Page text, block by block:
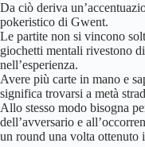
Da ciò deriva
pokeristico di Gwent.
Le partite non si vincono
giochetti mentali rivestono
nell’esperienza.
Avere più carte in mano e
significa trovarsi a metà
Allo stesso modo bisogna
dell’avversario e
un round una volta ottenuto